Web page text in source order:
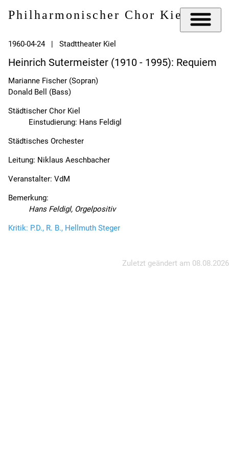
Philharmonischer Chor Kiel e.V.
1960-04-24 | Stadttheater Kiel
Heinrich Sutermeister (1910 - 1995): Requiem
Marianne Fischer (Sopran)
Donald Bell (Bass)
Städtischer Chor Kiel
Einstudierung: Hans Feldigl
Städtisches Orchester
Leitung: Niklaus Aeschbacher
Veranstalter: VdM
Bemerkung:
Hans Feldigl, Orgelpositiv
Kritik: P.D., R. B., Hellmuth Steger
Zuletzt geändert am 08.08.2026